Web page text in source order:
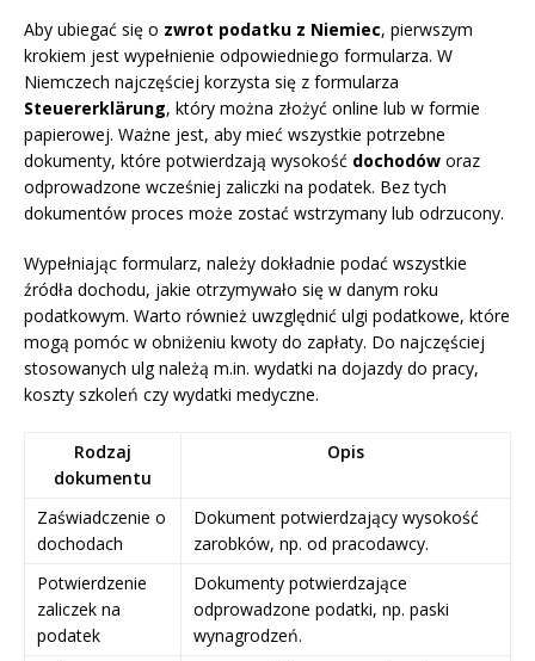
Aby ubiegać się o zwrot podatku z Niemiec, pierwszym
krokiem jest wypełnienie odpowiedniego formularza. W
Niemczech najczęściej korzysta się z formularza
Steuererklärung, który można złożyć online lub w formie
papierowej. Ważne jest, aby mieć wszystkie potrzebne
dokumenty, które potwierdzają wysokość dochodów oraz
odprowadzone wcześniej zaliczki na podatek. Bez tych
dokumentów proces może zostać wstrzymany lub odrzucony.
Wypełniając formularz, należy dokładnie podać wszystkie
źródła dochodu, jakie otrzymywało się w danym roku
podatkowym. Warto również uwzględnić ulgi podatkowe, które
mogą pomóc w obniżeniu kwoty do zapłaty. Do najczęściej
stosowanych ulg należą m.in. wydatki na dojazdy do pracy,
koszty szkoleń czy wydatki medyczne.
Rodzaj
dokumentu
Opis
Zaświadczenie o
dochodach
Dokument potwierdzający wysokość
zarobków, np. od pracodawcy.
Potwierdzenie
zaliczek na
podatek
Dokumenty potwierdzające
odprowadzone podatki, np. paski
wynagrodzeń.